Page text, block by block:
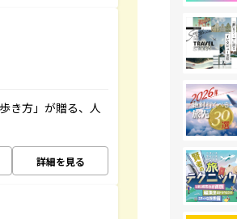
き方」が贈る、人
詳細を見る